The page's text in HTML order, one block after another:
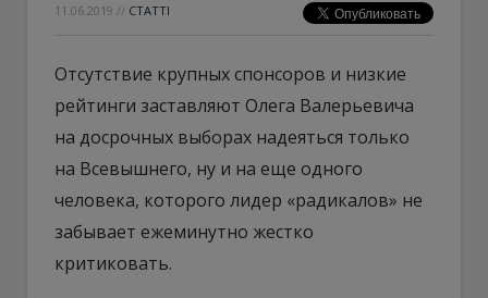
11.06.2019 // СТАТТІ
Отсутствие крупных спонсоров и низкие
рейтинги заставляют Олега Валерьевича
на досрочных выборах надеяться только
на Всевышнего, ну и на еще одного
человека, которого лидер «радикалов» не
забывает ежеминутно жестко
критиковать.